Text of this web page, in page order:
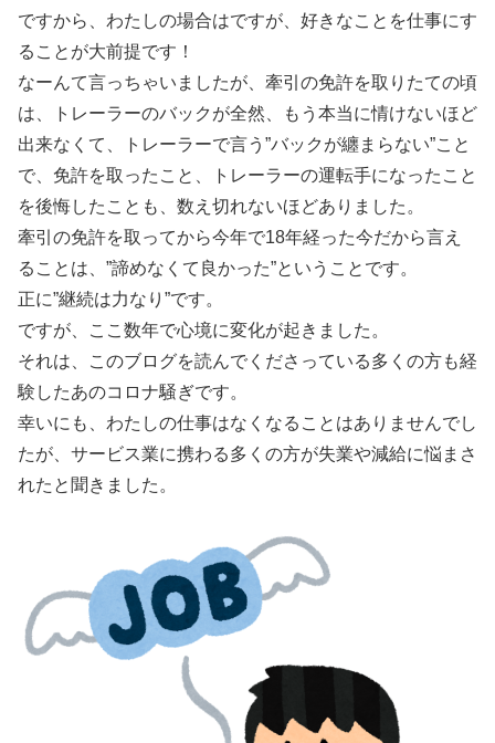
ですから、わたしの場合はですが、好きなことを仕事にす
ることが大前提です！
なーんて言っちゃいましたが、牽引の免許を取りたての頃
は、トレーラーのバックが全然、もう本当に情けないほど
出来なくて、トレーラーで言う”バックが纏まらない”こと
で、免許を取ったこと、トレーラーの運転手になったこと
を後悔したことも、数え切れないほどありました。
牽引の免許を取ってから今年で18年経った今だから言え
ることは、”諦めなくて良かった”ということです。
正に”継続は力なり”です。
ですが、ここ数年で心境に変化が起きました。
それは、このブログを読んでくださっている多くの方も経
験したあのコロナ騒ぎです。
幸いにも、わたしの仕事はなくなることはありませんでし
たが、サービス業に携わる多くの方が失業や減給に悩まさ
れたと聞きました。